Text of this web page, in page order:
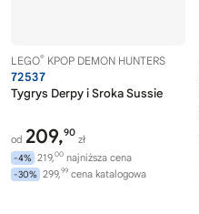
LEGO® KPOP DEMON HUNTERS
72537
Tygrys Derpy i Sroka Sussie
od 209,90
zł
-4% 219,00 najniższa cena
-30% 299,99 cena katalogowa